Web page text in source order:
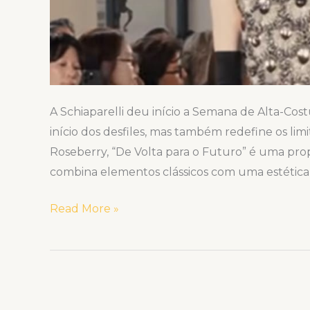
A Schiaparelli deu início a Semana de Alta-
início dos desfiles, mas também redefine os
Roseberry, “De Volta para o Futuro” é uma
combina elementos clássicos com uma
Read More »